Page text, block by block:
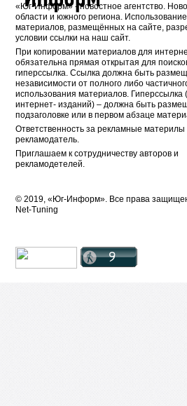
«Юг-Информ» - новостное агентство.
области и южного региона.
материалов, размещённых на сайте,
условии ссылки на наш сайт.
При копировании материалов для
обязательна прямая открытая для
гиперссылка. Ссылка должна быть
независимости от полного либо
использования материалов. Гиперссылка
интернет- изданий) – должна быть
подзаголовке или в первом абзаце
Ответственность за рекламные материлы
рекламодатель.
Приглашаем к сотрудничеству авторов и
рекламодетелей.
© 2019, «Юг-Информ». Все права
Net-Tuning